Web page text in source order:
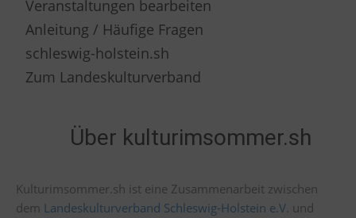
Veranstaltungen bearbeiten
Anleitung / Häufige Fragen
schleswig-holstein.sh
Zum Landeskulturverband
Über kulturimsommer.sh
Kulturimsommer.sh ist eine Zusammenarbeit zwischen
dem Landeskulturverband Schleswig-Holstein e.V. und